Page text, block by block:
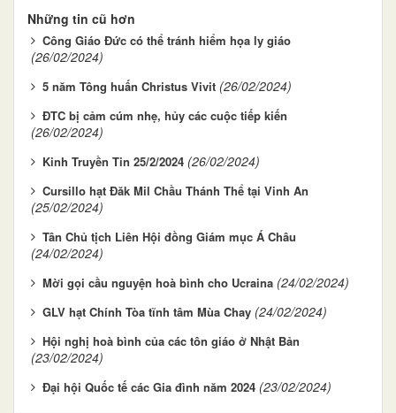
Những tin cũ hơn
Công Giáo Đức có thể tránh hiểm họa ly giáo
(26/02/2024)
5 năm Tông huấn Christus Vivit (26/02/2024)
ĐTC bị cảm cúm nhẹ, hủy các cuộc tiếp kiến
(26/02/2024)
Kinh Truyền Tin 25/2/2024 (26/02/2024)
Cursillo hạt Đăk Mil Chầu Thánh Thể tại Vinh An
(25/02/2024)
Tân Chủ tịch Liên Hội đồng Giám mục Á Châu
(24/02/2024)
Mời gọi cầu nguyện hoà bình cho Ucraina (24/02/2024)
GLV hạt Chính Tòa tĩnh tâm Mùa Chay (24/02/2024)
Hội nghị hoà bình của các tôn giáo ở Nhật Bản
(23/02/2024)
Đại hội Quốc tế các Gia đình năm 2024 (23/02/2024)